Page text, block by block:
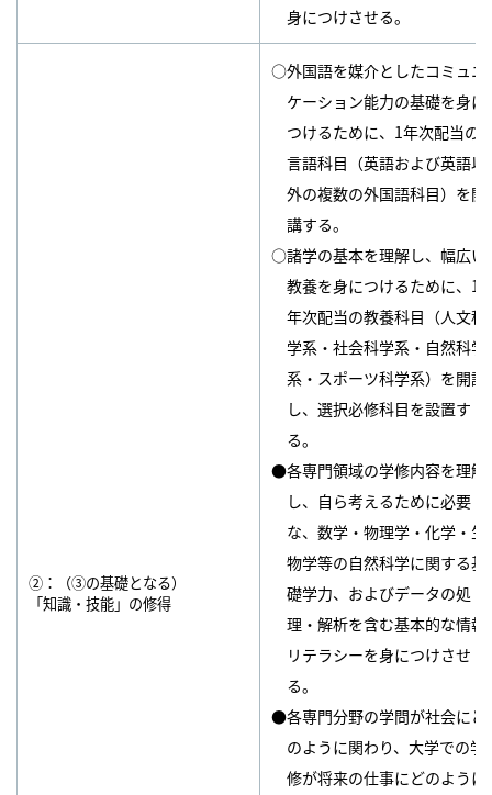
身につけさせる。
②：（③の基礎となる）
「知識・技能」の修得
○外国語を媒介としたコミュニ
ケーション能力の基礎を身に
つけるために、1年次配当の
言語科目（英語および英語以
外の複数の外国語科目）を開
講する。
○諸学の基本を理解し、幅広い
教養を身につけるために、1
年次配当の教養科目（人文科
学系・社会科学系・自然科学
系・スポーツ科学系）を開講
し、選択必修科目を設置す
る。
●各専門領域の学修内容を理解
し、自ら考えるために必要
な、数学・物理学・化学・生
物学等の自然科学に関する基
礎学力、およびデータの処
理・解析を含む基本的な情報
リテラシーを身につけさせ
る。
●各専門分野の学問が社会にど
のように関わり、大学での学
修が将来の仕事にどのように